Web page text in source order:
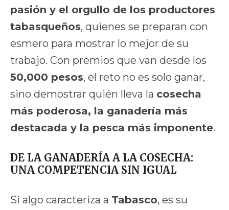
pasión y el orgullo de los productores
tabasqueños, quienes se preparan con
esmero para mostrar lo mejor de su
trabajo. Con premios que van desde los
50,000 pesos, el reto no es solo ganar,
sino demostrar quién lleva la cosecha
más poderosa, la ganadería más
destacada y la pesca más imponente.
DE LA GANADERÍA A LA COSECHA:
UNA COMPETENCIA SIN IGUAL
Si algo caracteriza a Tabasco, es su